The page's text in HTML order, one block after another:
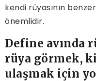
kendi rüyasının
önemlidir.
Define avında
rüya görmek,
ulaşmak için